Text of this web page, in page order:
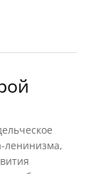
ленинизма,